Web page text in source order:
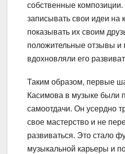
собственные
записывать свои идеи на
показывать их своим
положительные отзывы и
вдохновляли его
Таким образом, первые
Касимова в музыке были
самоотдачи. Он усердно
свое мастерство и не
развиваться. Это стало
музыкальной карьеры и